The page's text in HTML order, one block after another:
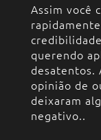
Assim você
querendo
desatentos.
opinião de
deixaram
negativo..